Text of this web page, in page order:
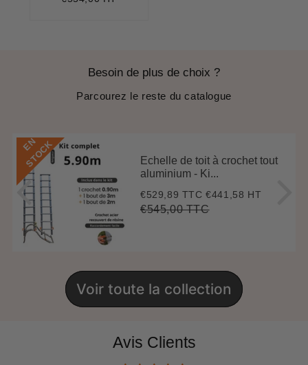
Besoin de plus de choix ?
Parcourez le reste du catalogue
E
N
S
T
O
C
K
Echelle de toit à crochet tout
aluminium - Ki...
Prix
réduit
€529,89 TTC€529,89
€441,58 HT
Prix
€545,00 TTC€545,00
Voir toute la collection
Avis Clients